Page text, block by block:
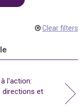
Clear filters
l'action:
directions et